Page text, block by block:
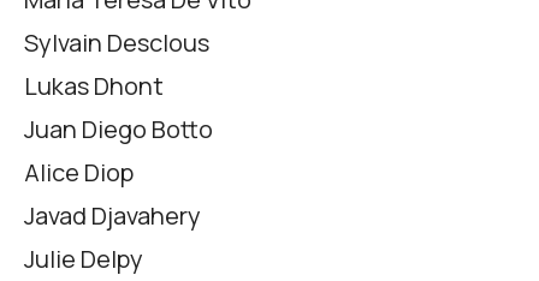
Sylvain Desclous
Lukas Dhont
Juan Diego Botto
Alice Diop
Javad Djavahery
Julie Delpy